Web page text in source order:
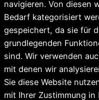
navigieren. Von diesen
Bedarf kategorisiert
gespeichert, da sie für
grundlegenden
sind. Wir verwenden
mit denen wir
Sie diese Website
mit Ihrer Zustimmung